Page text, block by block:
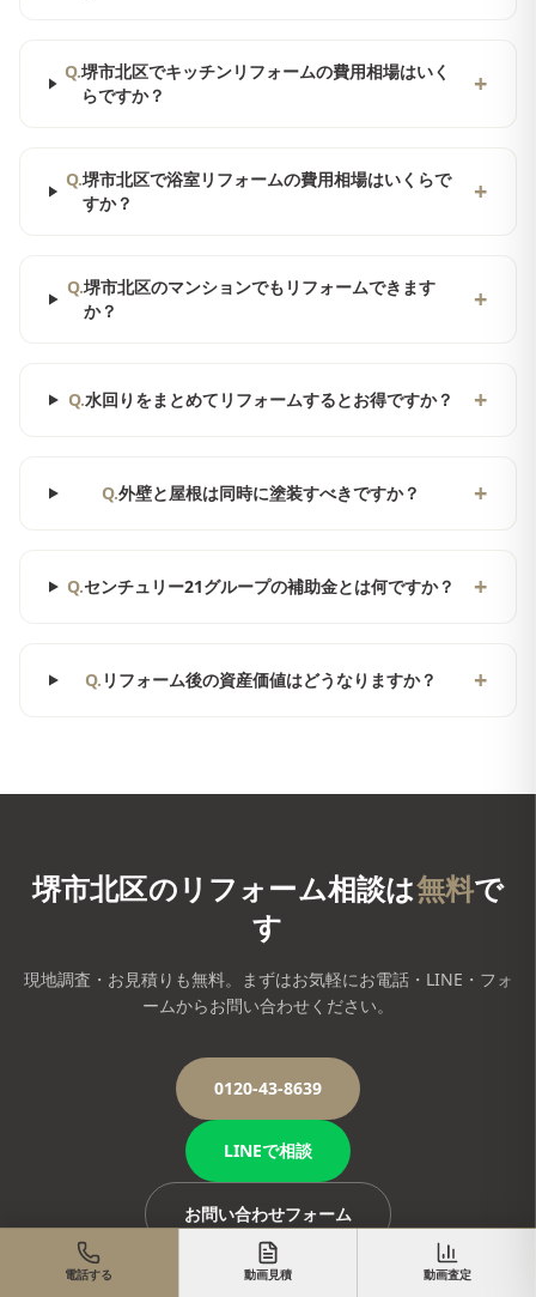
Q.堺市北区でキッチンリフォームの費用相場はいく
らですか？
+
Q.堺市北区で浴室リフォームの費用相場はいくらで
すか？
+
Q.堺市北区のマンションでもリフォームできます
か？
+
Q.水回りをまとめてリフォームするとお得ですか？ +
Q.外壁と屋根は同時に塗装すべきですか？ +
Q.センチュリー21グループの補助金とは何ですか？ +
Q. リフォーム後の資産価値はどうなりますか？ +
堺市北区のリフォーム相談は無料で
す
現地調査・お見積りも無料。まずはお気軽にお電話・LINE・フォ
ームからお問い合わせください。
0120-43-8639
LINEで相談
お問い合わせフォーム
電話する 動画見積 動画査定